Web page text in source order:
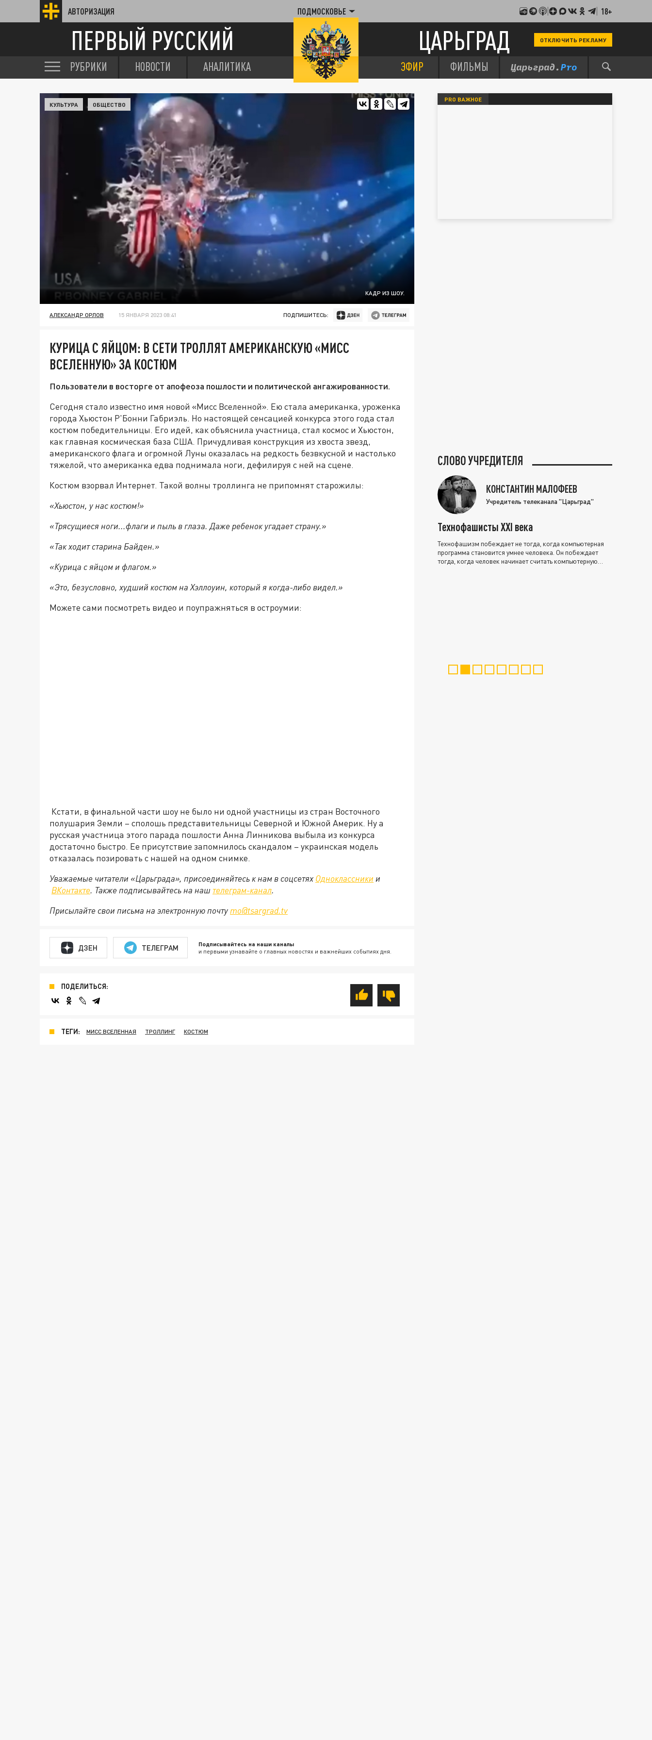
АВТОРИЗАЦИЯ ПОДМОСКОВЬЕ 18+
ПЕРВЫЙ РУССКИЙ ЦАРЬГРАД ОТКЛЮЧИТЬ РЕКЛАМУ
РУБРИКИ НОВОСТИ АНАЛИТИКА ЭФИР ФИЛЬМЫ
КАДР ИЗ ШОУ.
КУЛЬТУРА ОБЩЕСТВО
АЛЕКСАНДР ОРЛОВ 15 ЯНВАРЯ 2023 08:41 ПОДПИШИТЕСЬ:
КУРИЦА С ЯЙЦОМ: В СЕТИ ТРОЛЛЯТ АМЕРИКАНСКУЮ «МИСС
ВСЕЛЕННУЮ» ЗА КОСТЮМ
Пользователи в восторге от апофеоза пошлости и политической ангажированности.
Сегодня стало известно имя новой «Мисс Вселенной». Ею стала американка, уроженка
города Хьюстон Р'Бонни Габриэль. Но настоящей сенсацией конкурса этого года стал
костюм победительницы. Его идей, как объяснила участница, стал космос и Хьюстон,
как главная космическая база США. Причудливая конструкция из хвоста звезд,
американского флага и огромной Луны оказалась на редкость безвкусной и настолько
тяжелой, что американка едва поднимала ноги, дефилируя с ней на сцене.
Костюм взорвал Интернет. Такой волны троллинга не припомнят старожилы:
«Хьюстон, у нас костюм!»
«Трясущиеся ноги...флаги и пыль в глаза. Даже ребенок угадает страну.»
«Так ходит старина Байден.»
«Курица с яйцом и флагом.»
«Это, безусловно, худший костюм на Хэллоуин, который я когда-либо видел.»
Можете сами посмотреть видео и поупражняться в остроумии:
Кстати, в финальной части шоу не было ни одной участницы из стран Восточного
полушария Земли – сполошь представительницы Северной и Южной Америк. Ну а
русская участница этого парада пошлости Анна Линникова выбыла из конкурса
достаточно быстро. Ее присутствие запомнилось скандалом – украинская модель
отказалась позировать с нашей на одном снимке.
Уважаемые читатели «Царьграда», присоединяйтесь к нам в соцсетях Одноклассники и
ВКонтакте. Также подписывайтесь на наш телеграм-канал.
Присылайте свои письма на электронную почту mo@tsargrad.tv
ДЗЕН ТЕЛЕГРАМ Подписывайтесь на наши каналы
и первыми узнавайте о главных новостях и важнейших событиях дня.
ПОДЕЛИТЬСЯ:
ТЕГИ: МИСС ВСЕЛЕННАЯ ТРОЛЛИНГ КОСТЮМ
PRO ВАЖНОЕ
СЛОВО УЧРЕДИТЕЛЯ
КОНСТАНТИН МАЛОФЕЕВ
Учредитель телеканала "Царьград"
Технофашисты XXI века
Технофашизм побеждает не тогда, когда компьютерная
программа становится умнее человека. Он побеждает
тогда, когда человек начинает считать компьютерную